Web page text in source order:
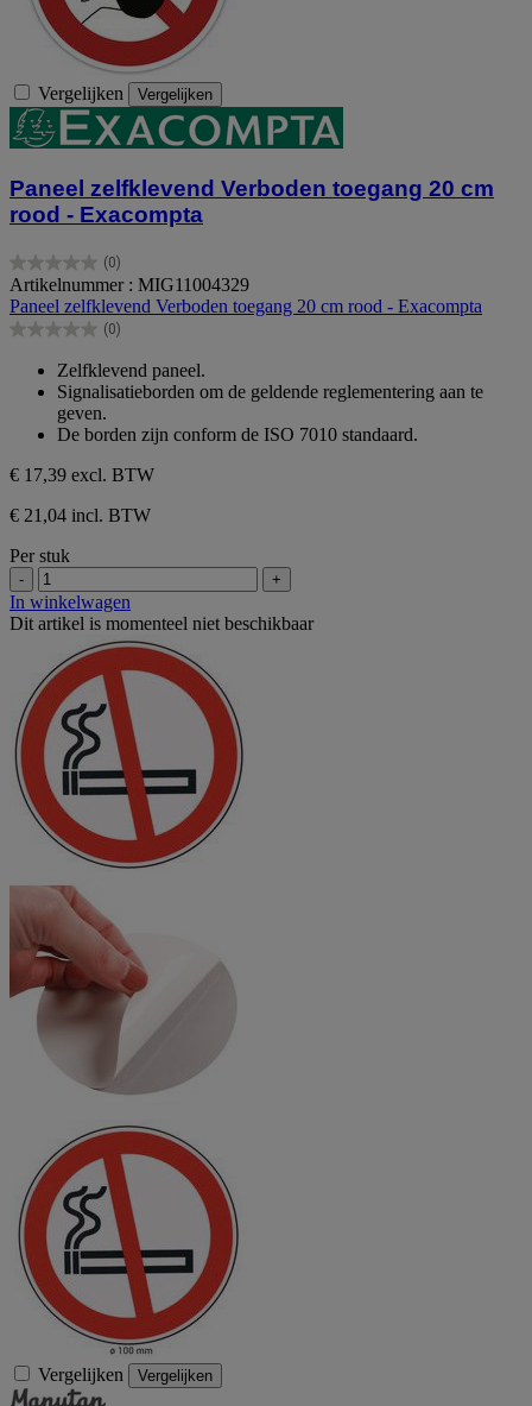
Vergelijken Vergelijken
Paneel zelfklevend Verboden toegang 20 cm
rood - Exacompta
(0)
0.0
van
de
5
Artikelnummer : MIG11004329
Paneel zelfklevend Verboden toegang 20 cm rood - Exacompta
(0)
0.0
sterren.
Zelfklevend paneel.
Signalisatieborden om de geldende reglementering aan te
geven.
De borden zijn conform de ISO 7010 standaard.
€ 17,39 excl. BTW
€ 21,04 incl. BTW
Per stuk
- +
In winkelwagen
Dit artikel is momenteel niet beschikbaar
Vergelijken Vergelijken